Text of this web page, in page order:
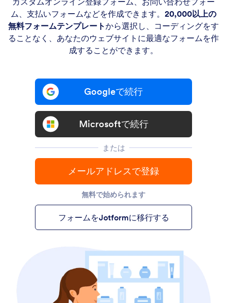
ム、支払いフォームなどを作成できます。 20,000以上の
無料フォームテンプレートから選択し、コーディングをす
ることなく、あなたのウェブサイトに最適なフォームを作
成することができます。
Googleで続行
Microsoftで続行
または
メールアドレスで登録
無料で始められます
フォームをJotformに移行する